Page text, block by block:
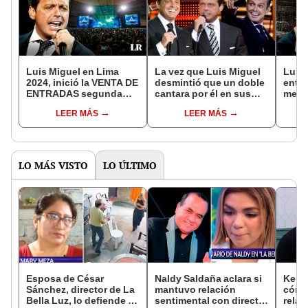
Luis Miguel en Lima
2024, inició la VENTA DE
ENTRADAS segunda
logran comprar boletos
LEER MÁS
La vez que Luis Miguel
desmintió que un doble
cantara por él en sus
LEER MÁS
Luis
LO MÁS VISTO LO ÚLTIMO
Esposa de César
Sánchez, director de La
Bella Luz, lo defiende y
Naldy Saldaña aclara si
mantuvo relación
sentimental con director